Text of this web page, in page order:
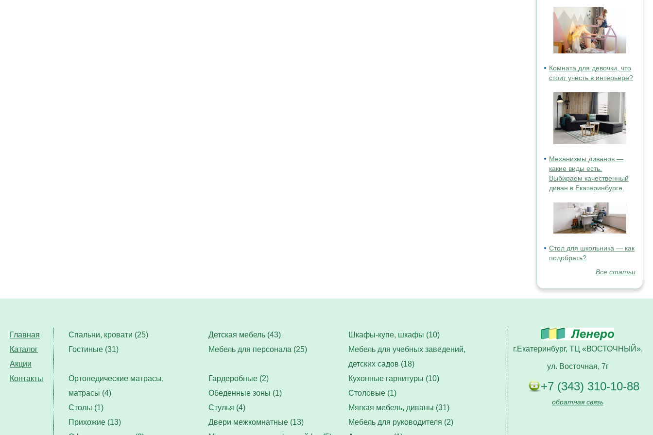
Комната для девочки, что
стоит учесть в интерьере?
Механизмы диванов —
какие виды есть.
Выбираем качественный
диван в Екатеринбурге.
Стол для школьника — как
подобрать?
Все статьи
Главная
Каталог
Акции
Контакты
г.Екатеринбург, ТЦ «ВОСТОЧНЫЙ»,
ул. Восточная, 7г
+7 (343) 310-10-88
обратная связь
Спальни, кровати (25) Детская мебель (43)
Шкафы-купе, шкафы (10)
Гостиные (31)
Мебель для персонала (25)
Мебель для учебных заведений,
детских садов (18)
Ортопедические матрасы,
матрасы (4)
Гардеробные (2)
Кухонные гарнитуры (10)
Обеденные зоны (1)
Столовые (1)
Столы (1)
Стулья (4)
Мягкая мебель, диваны (31)
Прихожие (13)
Двери межкомнатные (13)
Мебель для руководителя (2)